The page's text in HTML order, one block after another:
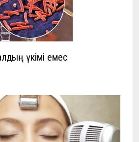
үкімі емес